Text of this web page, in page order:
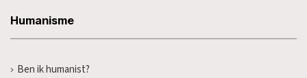
Humanisme
Ben ik humanist?